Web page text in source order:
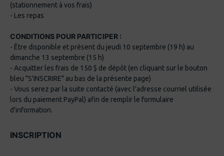
(stationnement à vos frais)
- Les repas
CONDITIONS POUR PARTICIPER :
- Être disponible et présent du jeudi 10 septembre (19 h) au
dimanche 13 septembre (15 h)
- Acquitter les frais de 150 $ de dépôt (en cliquant sur le bouton
bleu "S'INSCRIRE" au bas de la présente page)
- Vous serez par la suite contacté (avec l'adresse courriel utilisée
lors du paiement PayPal) afin de remplir le formulaire
d'information.
INSCRIPTION